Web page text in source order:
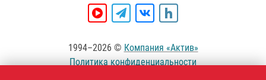
1994–2026 © Компания «Актив»
Политика конфиденциальности